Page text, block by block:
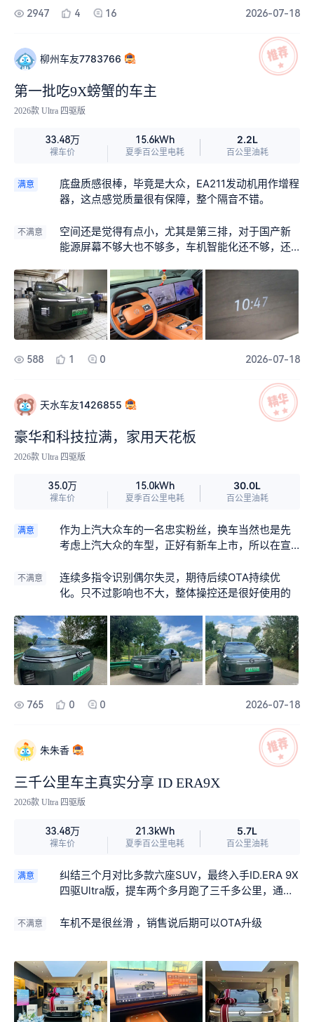
系的看家本事，经过坑洼路面、减速带时也稳稳当
性强，变道不松散。跟紧凑型轿车一样灵活，市区
掉头、小区停车、商场挪车，完全不会笨重。 第
二，空间利用率高，六座独立座椅布局，第二排乘
坐舒适性出色，第三排可以正常乘坐成年人，后备
箱可以灵活操作，兼顾载人与储物需求。 第三，电
控能耗靠谱，全系都是四驱增程，可油可电，彻底
航达成率高，快充速度可以满足短途自驾补能，日
常通勤用车成本很低。而且加92号油就行，皮实耐
用，省油耐造 第四，智能驾驶辅助硬件齐全，雨
雪、夜间等低能见度路况识别精准，主动刹车、车
道保持等功能实用性强，大幅降低长途驾驶疲劳
感。 缺点 车机系统智能化程度不如自主品牌车型，
应用生态数量偏少，部分功能菜单较为繁琐，操作
流畅度还有提升空间。车辆整体尺寸偏大，虽然转
向已经优化，但狭小车位停放依旧需要小心。车辆
自重较高，如果频繁激烈驾驶，电耗会有明显上
升。另外第二排座椅缺少电动调节功能，第三排上
下车需要手动前移座椅，便捷性一般。 整体来看，I
D.ERA 9X是一台偏稳重务实的家用SUV，底盘质
保守，适合追求踏实、稳定用车体验的家庭用户。
2947 4 16 2026-07-18
柳州车友7783766
第一批吃9X螃蟹的车主
2026款 Ultra 四驱版
33.48万
裸车价
15.6kWh
夏季百公里电耗
2.2L
百公里油耗
满意
底盘质感很棒，毕竟是大众，EA211发动机用作增程
器，这点感觉质量很有保障，整个隔音不错。
不满意
空间还是觉得有点小，尤其是第三排，对于国产新
能源屏幕不够大也不够多，车机智能化还不够，还
588 1 0 2026-07-18
天水车友1426855
豪华和科技拉满，家用天花板
2026款 Ultra 四驱版
35.0万
裸车价
15.0kWh
夏季百公里电耗
30.0L
百公里油耗
满意
作为上汽大众车的一名忠实粉丝，换车当然也是先
考虑上汽大众的车型，正好有新车上市，所以在宣
入眼再入心，我第一次见这辆车就被它的的外观深
深吸引了，仙踪绿的外观颜色配上爱马仕橙的内
是操控感还是很灵活的，之前开的途观Pro就很费
油，但是这款增城车日常使用纯电，一周充一次电
有时都用不完，也是大大的节省了我的养车成本。
不满意
连续多指令识别偶尔失灵，期待后续OTA持续优
化。只不过影响也不大，整体操控还是很好使用的
765 0 0 2026-07-18
朱朱香
三千公里车主真实分享 ID ERA9X
2026款 Ultra 四驱版
33.48万
裸车价
21.3kWh
夏季百公里电耗
5.7L
百公里油耗
满意
纠结三个月对比多款六座SUV，最终入手ID.ERA 9X
四驱Ultra版，提车两个多月跑了三千多公里，通
车感受，给观望的车友参考。 外观气场直接拉满，
商务。最惊喜的是后轮转向，转弯半径比小型车还
小，小区窄路、地库掉头一把过，大车难停车的痛
点完美解决。 空间是这台车最大优势，2+2+2六座
布局太适合二胎家庭。第二排独立航空座椅带加热
不满意 车机不是很丝滑 ，销售说后期可以OTA升级